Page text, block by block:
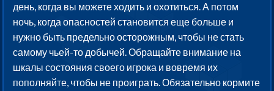
день, когда вы можете ходить и охотиться. А потом
ночь, когда опасностей становится еще больше и
нужно быть предельно осторожным, чтобы не стать
самому чьей-то добычей. Обращайте внимание на
шкалы состояния своего игрока и вовремя их
пополняйте, чтобы не проиграть. Обязательно кормите